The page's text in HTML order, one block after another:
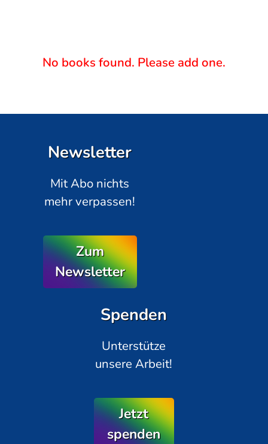
No books found. Please add one.
Newsletter
Mit Abo nichts
mehr verpassen!
Zum
Newsletter
Spenden
Unterstütze
unsere Arbeit!
Jetzt
spenden